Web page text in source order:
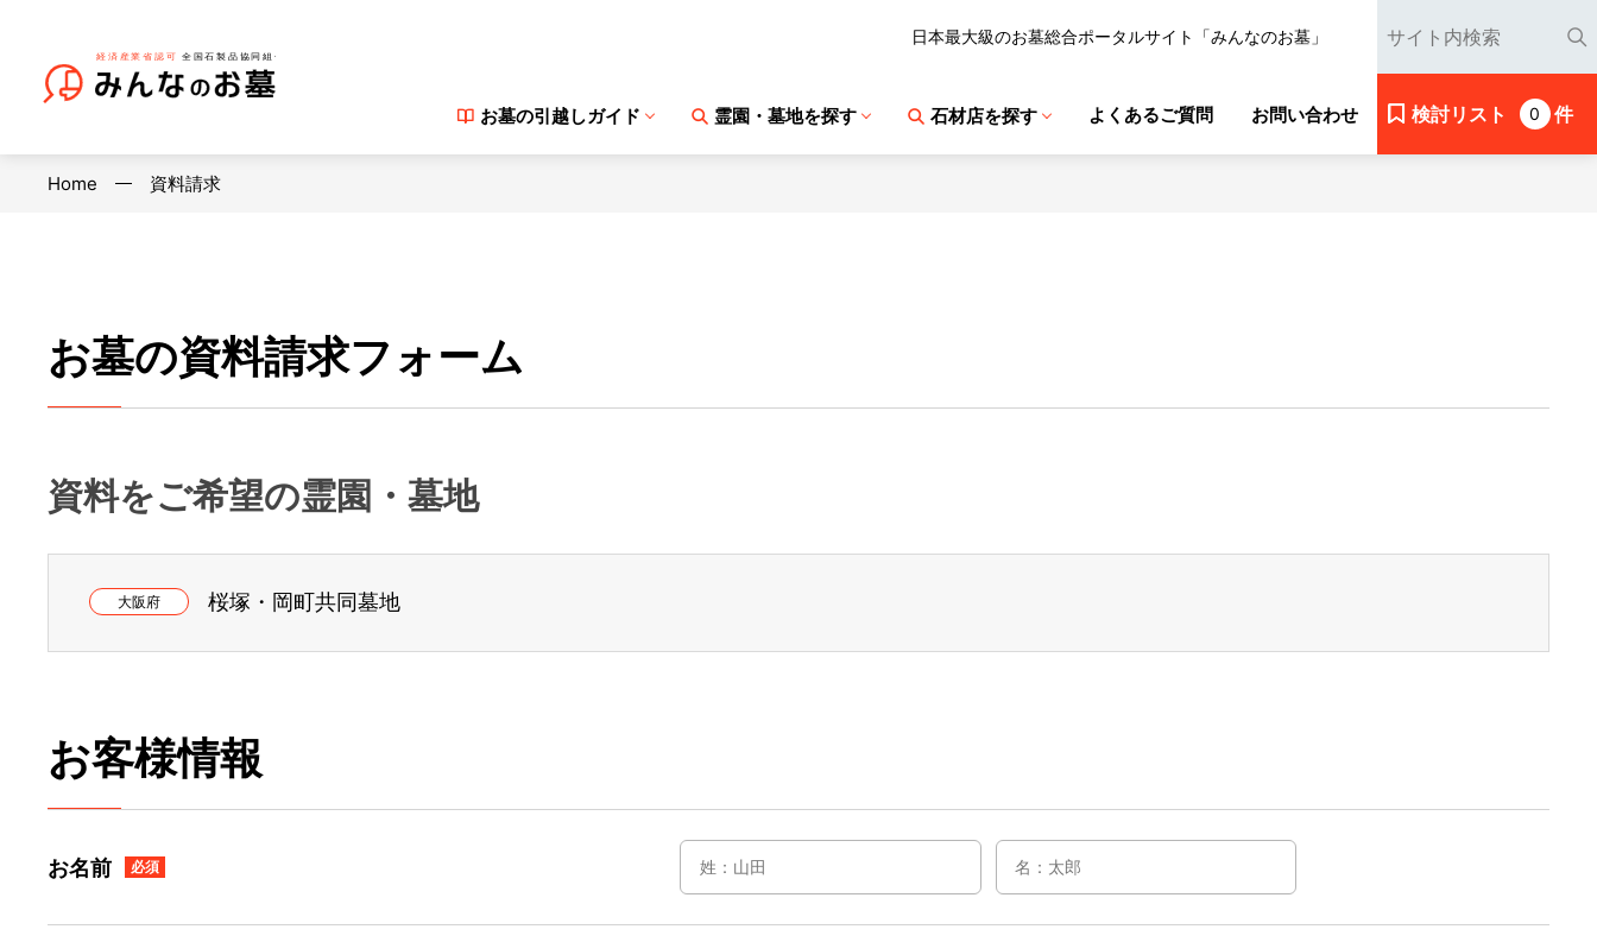
日本最大級のお墓総合ポータルサイト「みんなのお墓」
お墓の引越しガイド 霊園・墓地を探す 石材店を探す よくあるご質問 お問い合わせ 検討リスト 0 件
Home 資料請求
お墓の資料請求フォーム
資料をご希望の霊園・墓地
大阪府 桜塚・岡町共同墓地
お客様情報
お名前 必須